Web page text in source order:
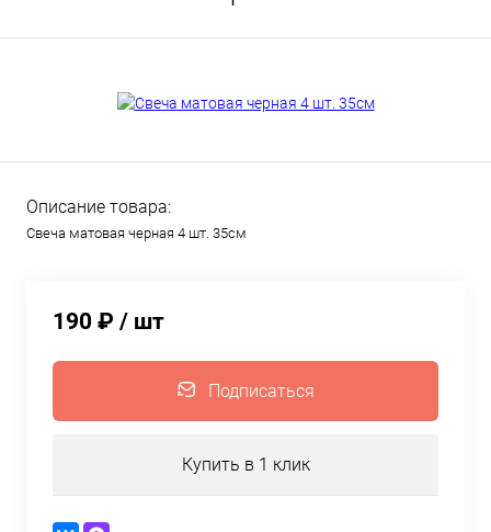
Описание товара:
Свеча матовая черная 4 шт. 35см
190 ₽ / шт
Подписаться
Купить в 1 клик